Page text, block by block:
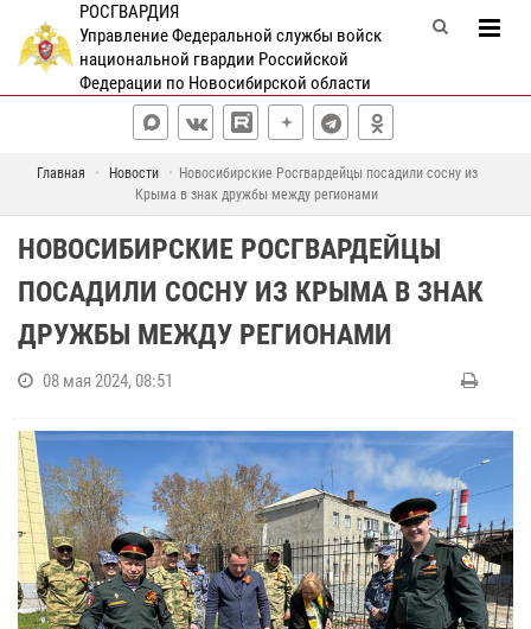
РОСГВАРДИЯ
Управление Федеральной службы войск
национальной гвардии Российской
Федерации по Новосибирской области
Главная Новости
Новосибирские Росгвардейцы посадили сосну из
Крыма в знак дружбы между регионами
НОВОСИБИРСКИЕ РОСГВАРДЕЙЦЫ
ПОСАДИЛИ СОСНУ ИЗ КРЫМА В ЗНАК
ДРУЖБЫ МЕЖДУ РЕГИОНАМИ
08 мая 2024, 08:51